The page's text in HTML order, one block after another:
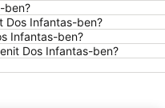
ben?
Dos Infantas-ben?
Infantas-ben?
Dos Infantas-ben?